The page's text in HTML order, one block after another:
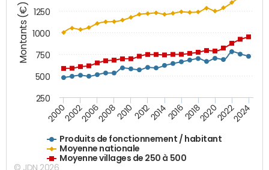
Montants (€)
Produits de fonctionnement / habitant
Moyenne nationale
Moyenne villages de 250 à 500
200020022006200820102012201420162018202020222024
250
500
750
1000
1250
© JDN 2026